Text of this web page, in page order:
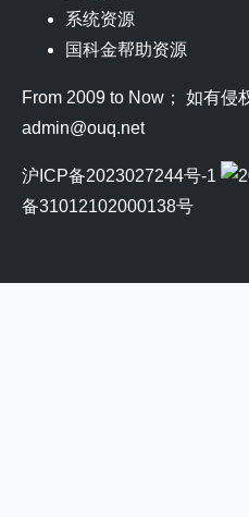
系统资源
国科金帮助资源
From 2009 to Now； 如有侵
admin@ouq.net
沪ICP备2023027244号-1
备31012102000138号